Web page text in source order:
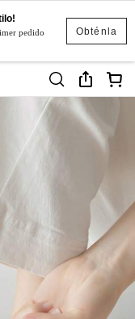
Obténla
pedido